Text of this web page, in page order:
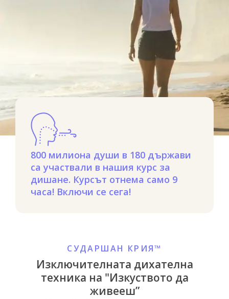
800 милиона души в 180 държави
са участвали в нашия курс за
дишане. Курсът отнема само 9
часа! Включи се сега!
СУДАРШАН КРИЯ™
Изключителната дихателна
техника на "Изкуството да
живееш”